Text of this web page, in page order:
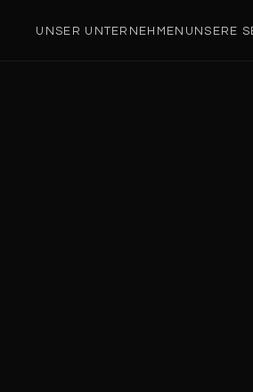
UNSER UNTERNEHMEN UNSERE